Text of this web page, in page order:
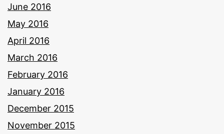
June 2016
May 2016
April 2016
March 2016
February 2016
January 2016
December 2015
November 2015